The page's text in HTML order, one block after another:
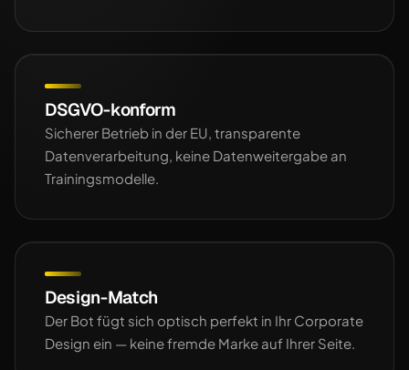
DSGVO-konform
Sicherer Betrieb in der EU, transparente
Datenverarbeitung, keine Datenweitergabe an
Trainingsmodelle.
Design-Match
Der Bot fügt sich optisch perfekt in Ihr Corporate
Design ein — keine fremde Marke auf Ihrer Seite.